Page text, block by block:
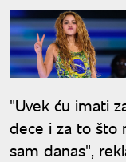
"Uvek ću imati
dece i za to što
sam danas",